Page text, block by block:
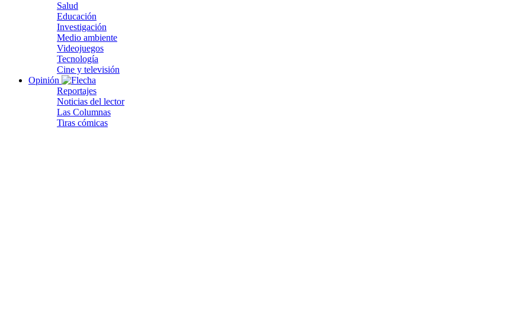
Salud
Educación
Investigación
Medio ambiente
Videojuegos
Tecnología
Cine y televisión
Opinión
Reportajes
Noticias del lector
Las Columnas
Tiras cómicas